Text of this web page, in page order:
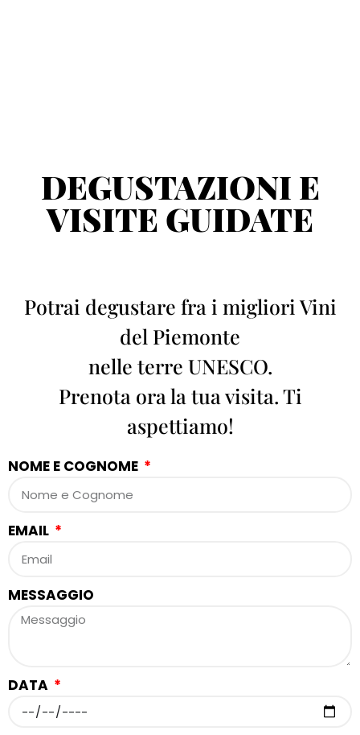
DEGUSTAZIONI E
VISITE GUIDATE
Potrai degustare fra i migliori Vini
del Piemonte
nelle terre UNESCO.
Prenota ora la tua visita. Ti
aspettiamo!
NOME E COGNOME
EMAIL
MESSAGGIO
DATA